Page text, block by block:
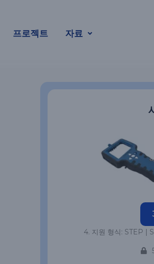
프로젝트 자료
4. 지원 형식: STEP |